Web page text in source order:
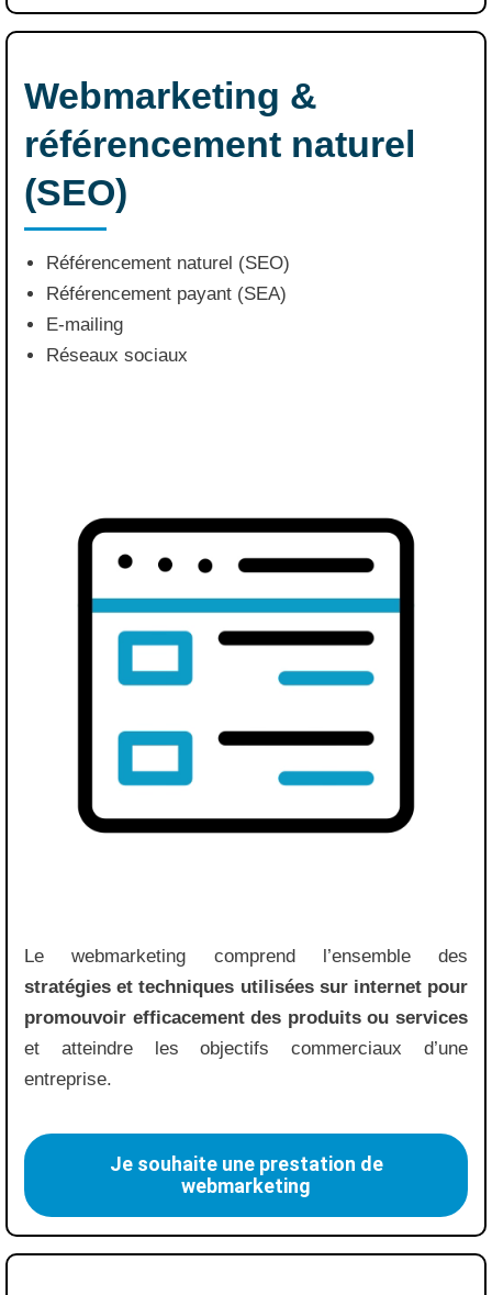
Webmarketing &
référencement naturel
(SEO)
Référencement naturel (SEO)
Référencement payant (SEA)
E-mailing
Réseaux sociaux
Le webmarketing comprend l’ensemble des
stratégies et techniques utilisées sur internet pour
promouvoir efficacement des produits ou services
et atteindre les objectifs commerciaux d’une
entreprise.
Je souhaite une prestation de
webmarketing